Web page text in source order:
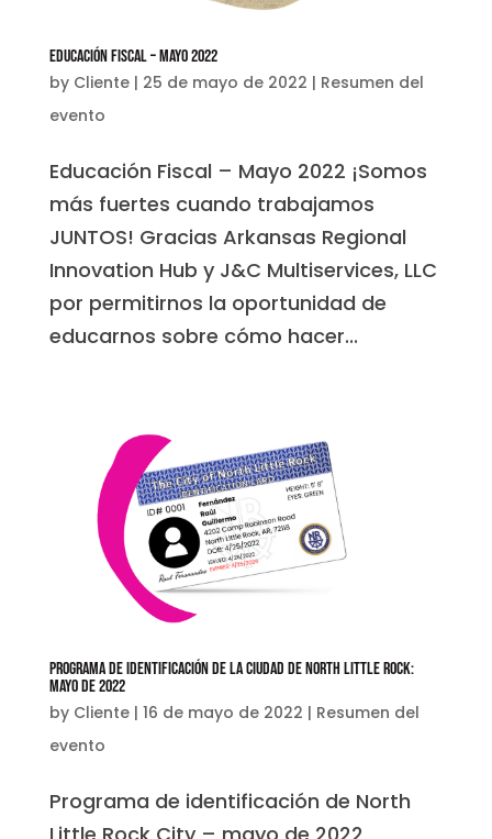
Educación Fiscal – Mayo 2022
by Cliente| 25 de mayo de 2022 | Resumen del
evento
Educación Fiscal – Mayo 2022 ¡Somos
más fuertes cuando trabajamos
JUNTOS! Gracias Arkansas Regional
Innovation Hub y J&C Multiservices, LLC
por permitirnos la oportunidad de
educarnos sobre cómo hacer...
Programa de identificación de la ciudad de North Little Rock:
mayo de 2022
by Cliente| 16 de mayo de 2022 | Resumen del
evento
Programa de identificación de North